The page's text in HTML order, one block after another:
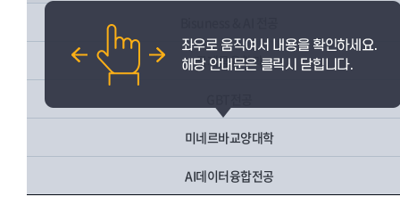
국제금융학과
미네르바교양대학
AI데이터융합전공